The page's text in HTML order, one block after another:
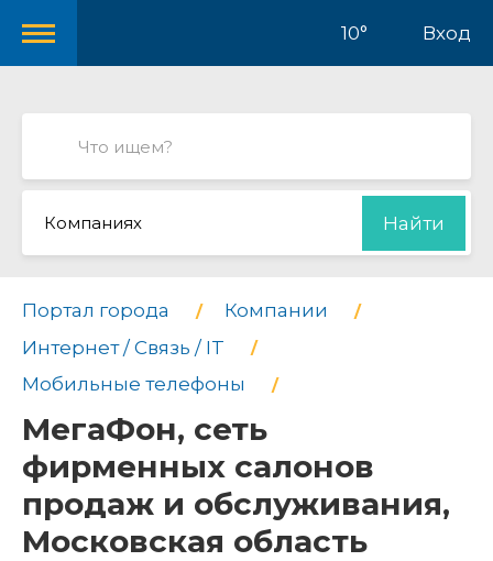
10° Вход
Компаниях Найти
Портал города
Компании
Интернет / Связь / IT
Мобильные телефоны
МегаФон, сеть
фирменных салонов
продаж и обслуживания,
Московская область